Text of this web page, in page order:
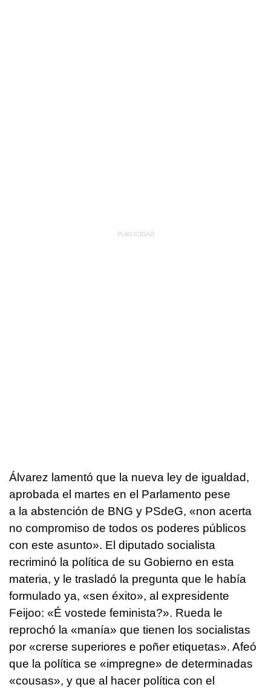
Álvarez lamentó que la nueva ley de igualdad,
aprobada el martes en el Parlamento pese
a la abstención de BNG y PSdeG, «non acerta
no compromiso de todos os poderes públicos
con este asunto». El diputado socialista
recriminó la política de su Gobierno en esta
materia, y le trasladó la pregunta que le había
formulado ya, «sen éxito», al expresidente
Feijoo: «É vostede feminista?». Rueda le
reprochó la «manía» que tienen los socialistas
por «crerse superiores e poñer etiquetas». Afeó
que la política se «impregne» de determinadas
«cousas», y que al hacer política con el